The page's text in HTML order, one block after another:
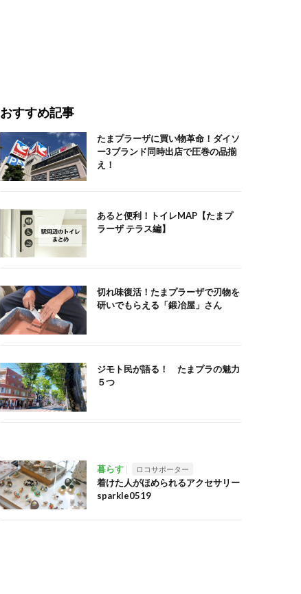
おすすめ記事
たまプラーザに買い物革命！ダイソ
ー3ブランド同時出店で圧巻の品揃
え！
あると便利！トイレMAP【たまプ
ラーザ テラス編】
切れ味復活！たまプラーザで刃物を
研いでもらえる「鍛冶屋」さん
ジモト民が語る！ たまプラの魅力
５つ
暮らす ロコサポーター
着けた人がほめられるアクセサリー
sparkle0519